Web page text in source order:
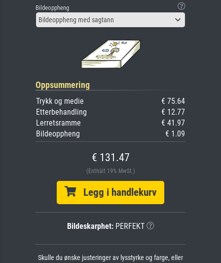
Bildeoppheng
Bildeoppheng med sagtann
Oppsummering
Trykk og medie
€ 75.64
Etterbehandling
€ 12.77
Lerretsramme
€ 41.97
Bildeoppheng
€ 1.09
€ 131.47
(Enthält 19% MwSt.)
Legg i handlekurv
Bildeskarphet:PERFEKT
Skulle du ønske justeringer av lysstyrke og farge, eller